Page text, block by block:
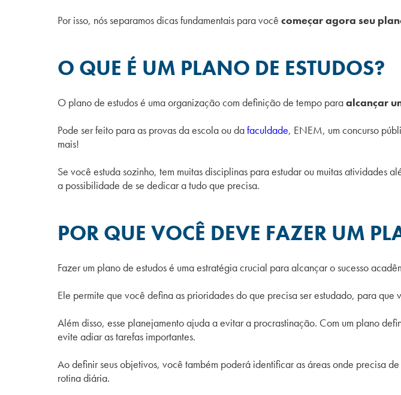
Por isso, nós separamos dicas fundamentais para você começar agora seu
O QUE É UM PLANO DE ESTUDOS?
O plano de estudos é uma organização com definição de tempo paraalcançar
Pode ser feito para as provas da escola ou dafaculdade, ENEM, um concurso
mais!
Se você estuda sozinho, tem muitas disciplinas para estudar ou muitas atividades
a possibilidade de se dedicar a tudo que precisa.
POR QUE VOCÊ DEVE FAZER UM
Fazer um plano de estudos é uma estratégia crucial para alcançar o sucesso
Ele permite que você defina as prioridades do que precisa ser estudado, para
Além disso, esse planejamento ajuda a evitar a procrastinação. Com um plano
evite adiar as tarefas importantes.
Ao definir seus objetivos, você também poderá identificar as áreas onde precisa
rotina diária.